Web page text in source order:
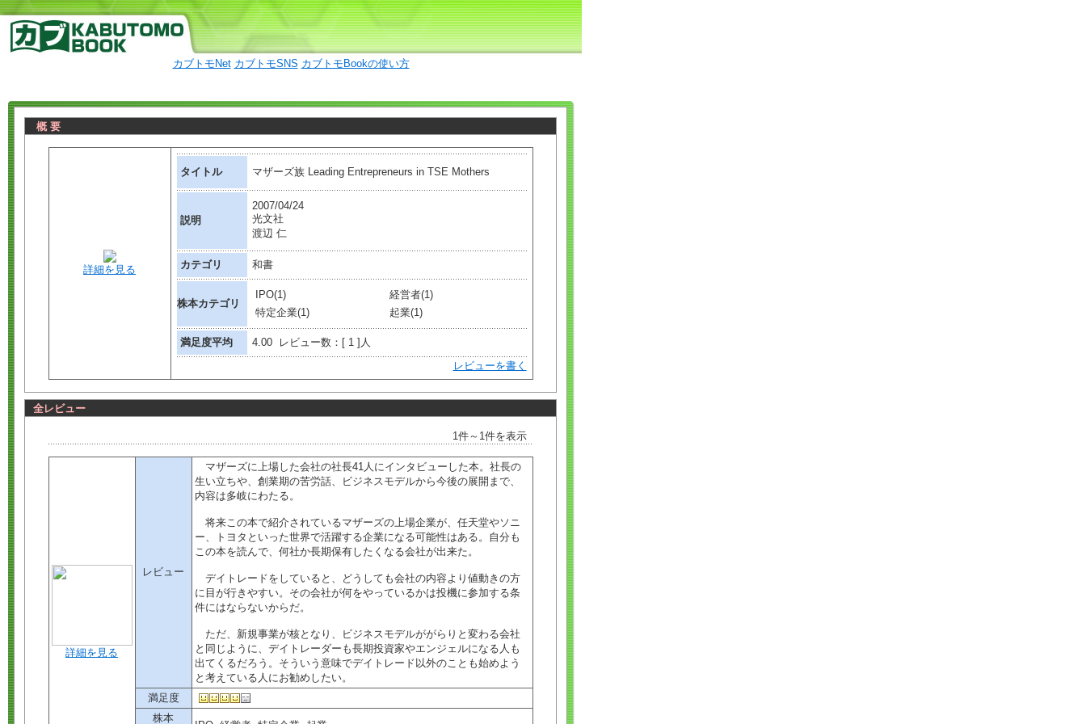
カブトモNet カブトモSNS カブトモBookの使い方
概 要
詳細を見る
タイトル マザーズ族 Leading Entrepreneurs in TSE Mothers
説明
2007/04/24
光文社
渡辺 仁
カテゴリ 和書
株本カテゴリ
IPO(1)
経営者(1)
特定企業(1)
起業(1)
満足度平均
4.00 レビュー数：[ 1 ]人
レビューを書く
全レビュー
1件～1件を表示
詳細を見る
レビュー
マザーズに上場した会社の社長41人にインタビューした本。社長の
生い立ちや、創業期の苦労話、ビジネスモデルから今後の展開まで、
内容は多岐にわたる。
将来この本で紹介されているマザーズの上場企業が、任天堂やソニ
ー、トヨタといった世界で活躍する企業になる可能性はある。自分も
この本を読んで、何社か長期保有したくなる会社が出来た。
デイトレードをしていると、どうしても会社の内容より値動きの方
に目が行きやすい。その会社が何をやっているかは投機に参加する条
件にはならないからだ。
ただ、新規事業が核となり、ビジネスモデルががらりと変わる会社
と同じように、デイトレーダーも長期投資家やエンジェルになる人も
出てくるだろう。そういう意味でデイトレード以外のことも始めよう
と考えている人にお勧めしたい。
満足度
株本